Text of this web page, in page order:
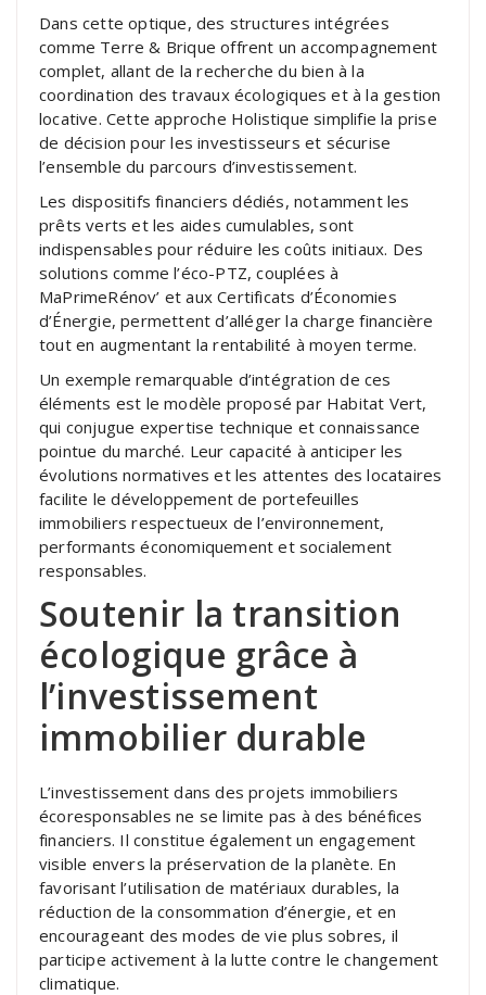
Dans cette optique, des structures intégrées
comme Terre & Brique offrent un accompagnement
complet, allant de la recherche du bien à la
coordination des travaux écologiques et à la gestion
locative. Cette approche Holistique simplifie la prise
de décision pour les investisseurs et sécurise
l’ensemble du parcours d’investissement.
Les dispositifs financiers dédiés, notamment les
prêts verts et les aides cumulables, sont
indispensables pour réduire les coûts initiaux. Des
solutions comme l’éco-PTZ, couplées à
MaPrimeRénov’ et aux Certificats d’Économies
d’Énergie, permettent d’alléger la charge financière
tout en augmentant la rentabilité à moyen terme.
Un exemple remarquable d’intégration de ces
éléments est le modèle proposé par Habitat Vert,
qui conjugue expertise technique et connaissance
pointue du marché. Leur capacité à anticiper les
évolutions normatives et les attentes des locataires
facilite le développement de portefeuilles
immobiliers respectueux de l’environnement,
performants économiquement et socialement
responsables.
Soutenir la transition
écologique grâce à
l’investissement
immobilier durable
L’investissement dans des projets immobiliers
écoresponsables ne se limite pas à des bénéfices
financiers. Il constitue également un engagement
visible envers la préservation de la planète. En
favorisant l’utilisation de matériaux durables, la
réduction de la consommation d’énergie, et en
encourageant des modes de vie plus sobres, il
participe activement à la lutte contre le changement
climatique.